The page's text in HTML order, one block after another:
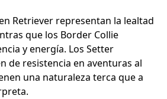
Retriever representan la lealtad
que los Border Collie
y energía. Los Setter
de resistencia en aventuras al
una naturaleza terca que a